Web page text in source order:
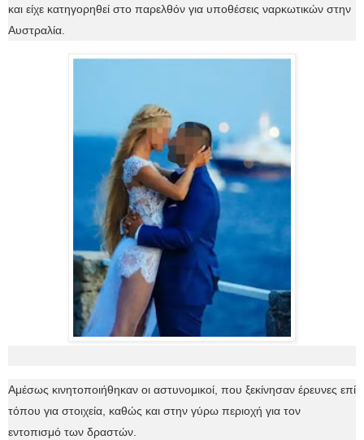
και είχε κατηγορηθεί στο παρελθόν για υποθέσεις ναρκωτικών στην
Αυστραλία.
Αμέσως κινητοποιήθηκαν οι αστυνομικοί, που ξεκίνησαν έρευνες επί
τόπου για στοιχεία, καθώς και στην γύρω περιοχή για τον
εντοπισμό των δραστών.